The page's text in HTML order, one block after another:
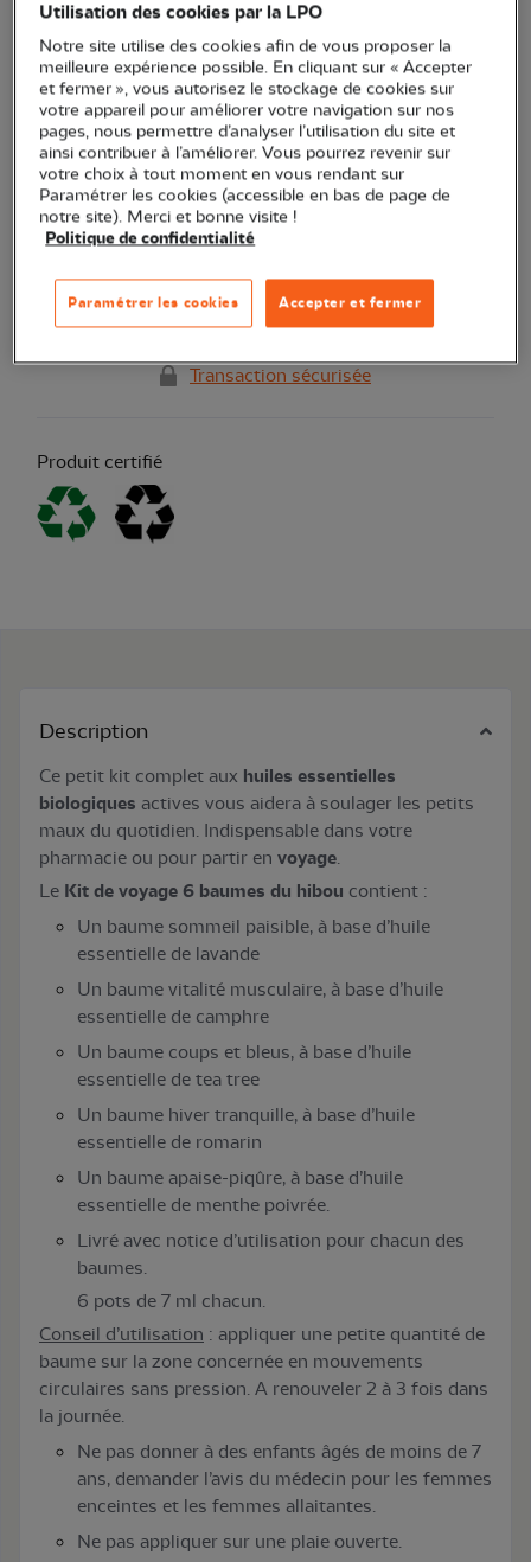
(Ref.EC0845)
17,90 €
Un kit complet à emmener partoutVoir plus
Quantité
En stock
Ajouter au panier
Transaction sécurisée
Produit certifié
Description
Ce petit kit complet aux huiles essentielles
biologiques actives vous aidera à soulager les petits
maux du quotidien. Indispensable dans votre
pharmacie ou pour partir en voyage.
Le Kit de voyage 6 baumes du hibou contient :
Un baume sommeil paisible, à base d’huile
essentielle de lavande
Un baume vitalité musculaire, à base d’huile
essentielle de camphre
Un baume coups et bleus, à base d’huile
essentielle de tea tree
Un baume hiver tranquille, à base d’huile
essentielle de romarin
Un baume apaise-piqûre, à base d’huile
essentielle de menthe poivrée.
Livré avec notice d’utilisation pour chacun des
baumes.
6 pots de 7 ml chacun.
Conseil d’utilisation : appliquer une petite quantité de
baume sur la zone concernée en mouvements
circulaires sans pression. A renouveler 2 à 3 fois dans
la journée.
Ne pas donner à des enfants âgés de moins de 7
ans, demander l’avis du médecin pour les femmes
enceintes et les femmes allaitantes.
Ne pas appliquer sur une plaie ouverte.
Utilisation des cookies par la LPO
Notre site utilise des cookies afin de vous proposer la
meilleure expérience possible. En cliquant sur « Accepter
et fermer », vous autorisez le stockage de cookies sur
votre appareil pour améliorer votre navigation sur nos
pages, nous permettre d’analyser l’utilisation du site et
ainsi contribuer à l’améliorer. Vous pourrez revenir sur
votre choix à tout moment en vous rendant sur
Paramétrer les cookies (accessible en bas de page de
notre site). Merci et bonne visite !
Politique de confidentialité
Accepter et fermer
Paramétrer les cookies